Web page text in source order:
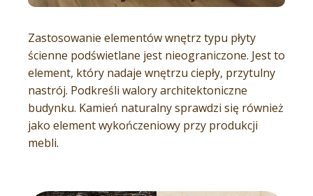
Zastosowanie elementów wnętrz typu płyty
ścienne podświetlane jest nieograniczone. Jest to
element, który nadaje wnętrzu ciepły, przytulny
nastrój. Podkreśli walory architektoniczne
budynku. Kamień naturalny sprawdzi się również
jako element wykończeniowy przy produkcji
mebli.